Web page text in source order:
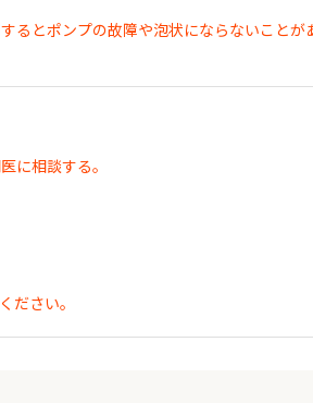
るとポンプの故障や泡状にならないことが
に相談する。
ださい。